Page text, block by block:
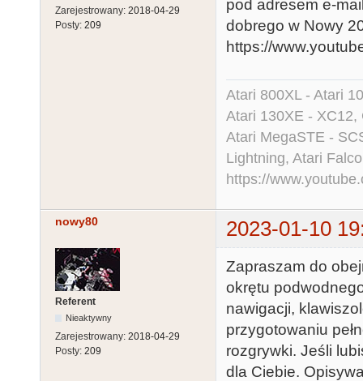
Zarejestrowany: 2018-04-29
Posty: 209
pod adresem e-
dobrego w Nowy
https://
Atari 800XL - Atari
Atari 130XE - XC12,
Atari MegaSTE -
Lightning, Atari
https://
nowy80 2023-01-10
Referent
Nieaktywny
Zarejestrowany: 2018-04-29
Posty: 209
Zapraszam do
okrętu
nawigacji,
przygotowaniu
rozgrywki. Jeśli
dla Ciebie.